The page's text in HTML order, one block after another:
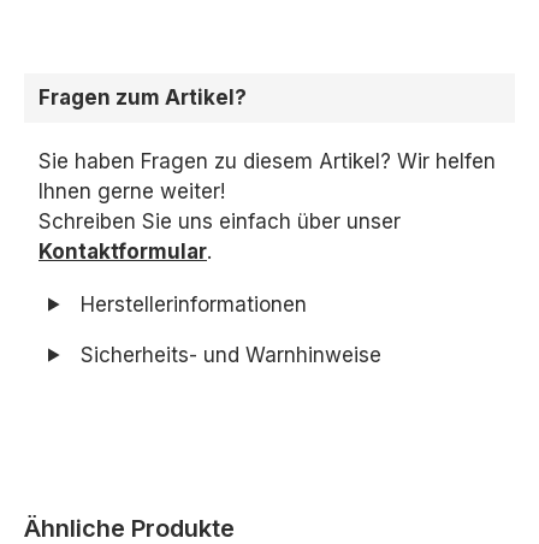
Fragen zum Artikel?
Sie haben Fragen zu diesem Artikel? Wir helfen
Ihnen gerne weiter!
Schreiben Sie uns einfach über unser
Kontaktformular.
Herstellerinformationen
Sicherheits- und Warnhinweise
Ähnliche Produkte